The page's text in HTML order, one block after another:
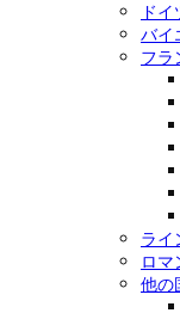
ド
バイ
フラ
ライ
ロマ
他の